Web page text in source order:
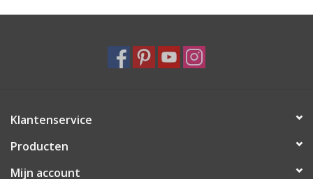
Klantenservice
Producten
Mijn account